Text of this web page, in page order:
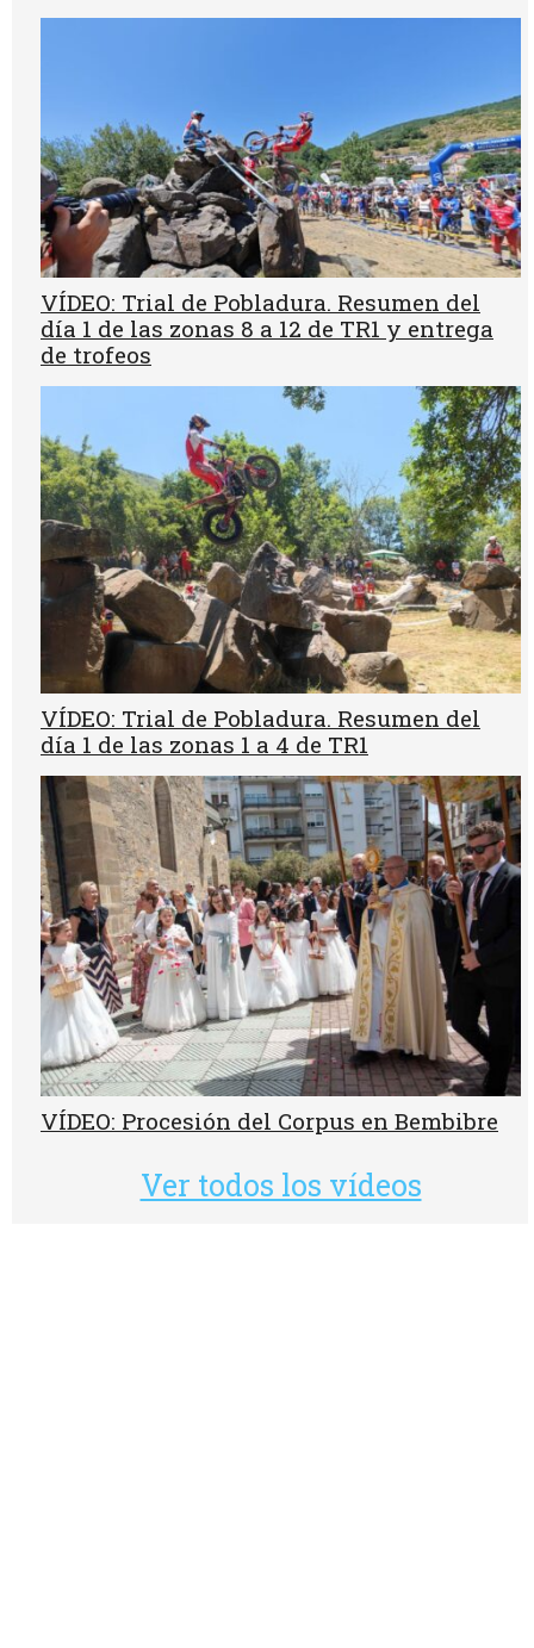
VÍDEO: Trial de Pobladura. Resumen del
día 1 de las zonas 8 a 12 de TR1 y entrega
de trofeos
VÍDEO: Trial de Pobladura. Resumen del
día 1 de las zonas 1 a 4 de TR1
VÍDEO: Procesión del Corpus en Bembibre
Ver todos los vídeos